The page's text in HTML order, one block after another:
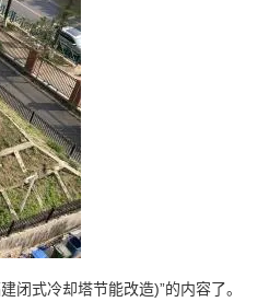
闭式冷却塔节能改造)”的内容了。